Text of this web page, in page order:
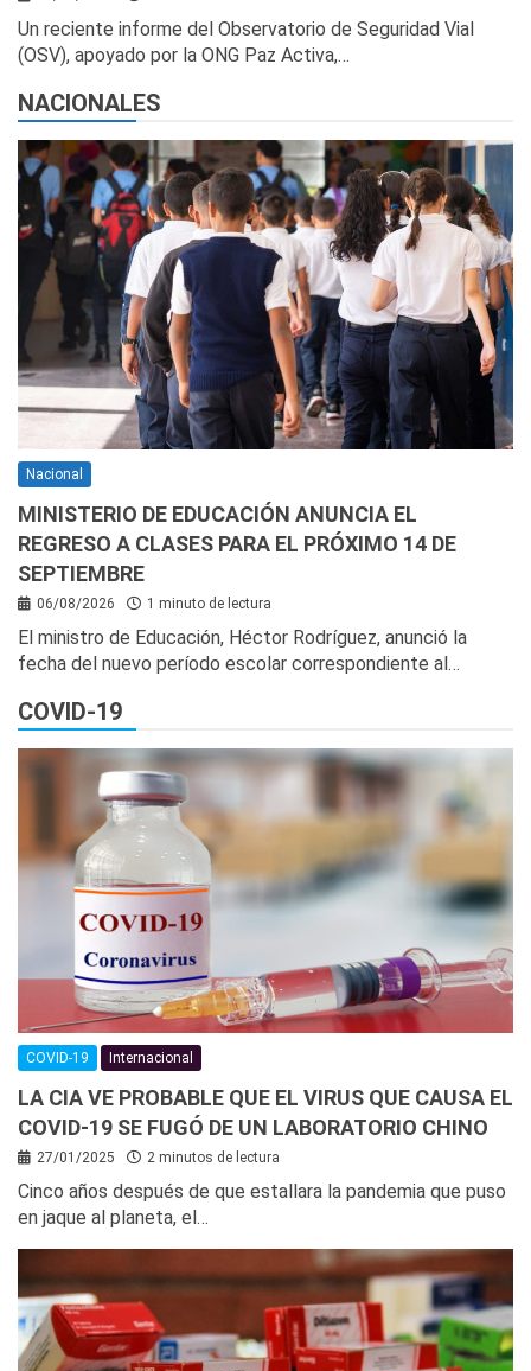
Un reciente informe del Observatorio de Seguridad Vial
(OSV), apoyado por la ONG Paz Activa,…
NACIONALES
Nacional
MINISTERIO DE EDUCACIÓN ANUNCIA EL
REGRESO A CLASES PARA EL PRÓXIMO 14 DE
SEPTIEMBRE
06/08/2026 1 minuto de lectura
El ministro de Educación, Héctor Rodríguez, anunció la
fecha del nuevo período escolar correspondiente al…
COVID-19
COVID-19 Internacional
LA CIA VE PROBABLE QUE EL VIRUS QUE CAUSA EL
COVID-19 SE FUGÓ DE UN LABORATORIO CHINO
27/01/2025 2 minutos de lectura
Cinco años después de que estallara la pandemia que puso
en jaque al planeta, el…